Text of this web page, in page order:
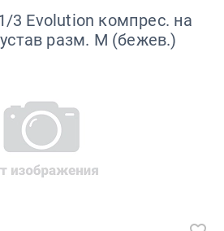
3 Evolution компрес. на
разм. M (бежев.)